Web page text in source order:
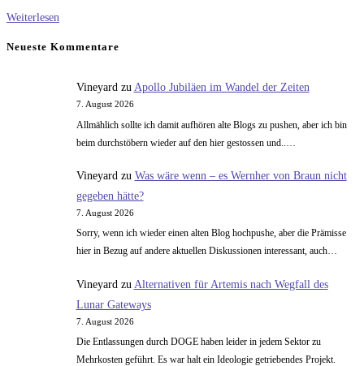
Weiterlesen
Neueste Kommentare
Vineyardzu Apollo Jubiläen im Wandel der Zeiten
7. August 2026
Allmählich sollte ich damit aufhören alte Blogs zu pushen, aber ich bin
beim durchstöbern wieder auf den hier gestossen und..…
Vineyard zu Was wäre wenn – es Wernher von Braun nicht
gegeben hätte?
7. August 2026
Sorry, wenn ich wieder einen alten Blog hochpushe, aber die Prämisse
hier in Bezug auf andere aktuellen Diskussionen interessant, auch…
Vineyard zu Alternativen für Artemis nach Wegfall des
Lunar Gateways
7. August 2026
Die Entlassungen durch DOGE haben leider in jedem Sektor zu
Mehrkosten geführt. Es war halt ein Ideologie getriebendes Projekt.